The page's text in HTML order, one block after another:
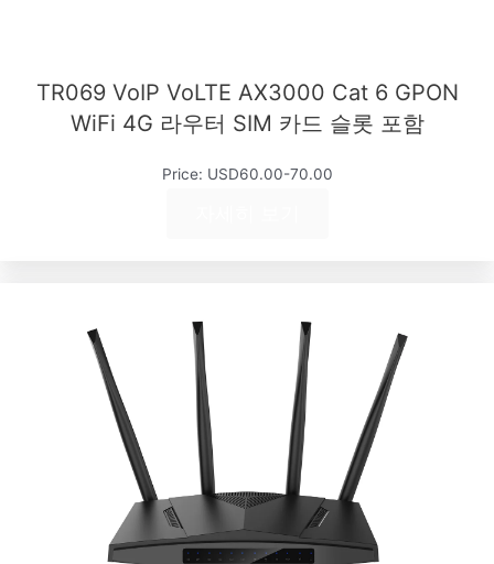
TR069 VoIP VoLTE AX3000 Cat 6 GPON
WiFi 4G 라우터 SIM 카드 슬롯 포함
Price: USD60.00-70.00